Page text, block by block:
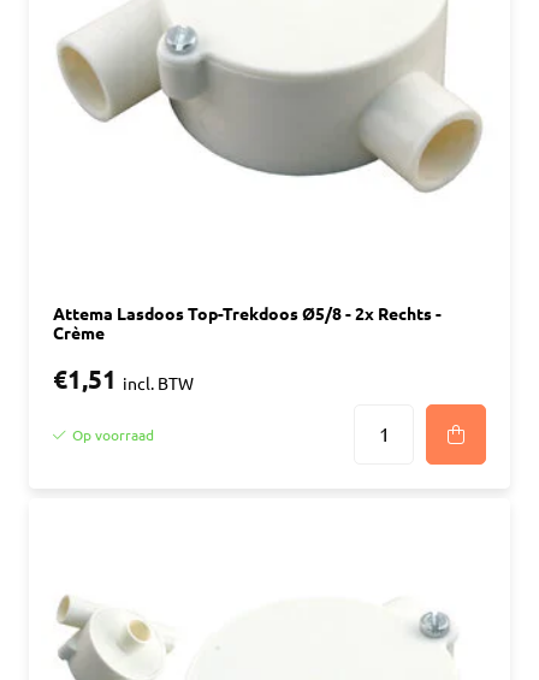
Attema Lasdoos Top-Trekdoos Ø5/8 - 2x Rechts -
Crème
€1,51 incl. BTW
Op voorraad